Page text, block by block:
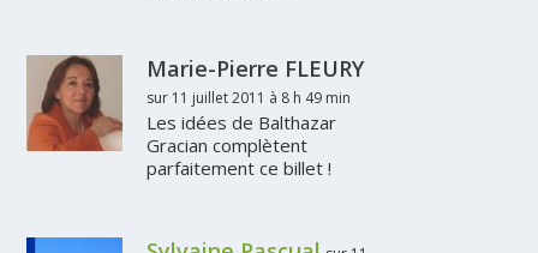
Marie-Pierre FLEURY
sur 11 juillet 2011 à 8 h 49 min
Les idées de Balthazar
Gracian complètent
parfaitement ce billet !